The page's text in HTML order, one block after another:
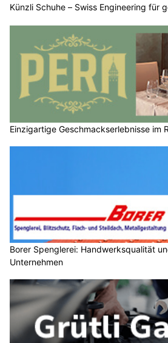
Künzli Schuhe – Swiss Engineering für
Einzigartige Geschmackserlebnisse im
Borer Spenglerei: Handwerksqualität
Unternehmen